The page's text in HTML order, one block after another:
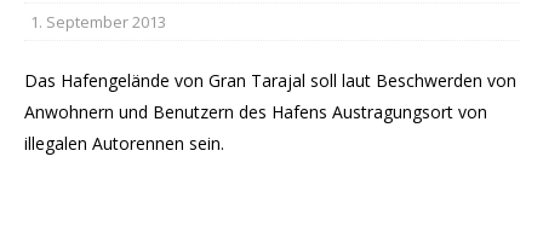
1. September 2013
Das Hafengelände von Gran Tarajal soll laut Beschwerden von
Anwohnern und Benutzern des Hafens Austragungsort von
illegalen Autorennen sein.